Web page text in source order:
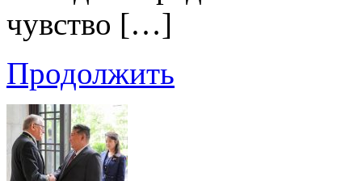
чувство […]
Продолжить